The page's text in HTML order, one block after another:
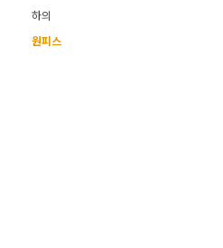
하의
원피스